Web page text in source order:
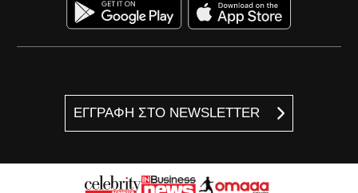
ΕΓΓΡΑΦΗ ΣΤΟ NEWSLETTER